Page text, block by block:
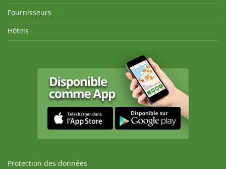
Fournisseurs
Hôtels
Protection des données